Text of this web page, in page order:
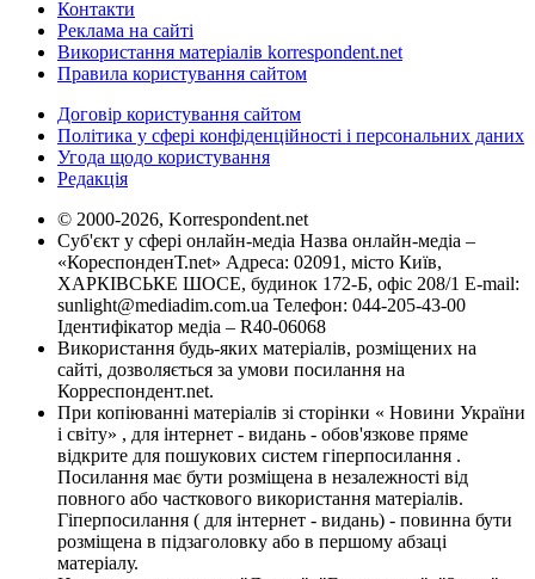
Контакти
Реклама на сайті
Використання матеріалів korrespondent.net
Правила користування сайтом
Договір користування сайтом
Політика у сфері конфіденційності і персональних даних
Угода щодо користування
Редакція
© 2000-2026, Korrespondent.net
Суб'єкт у сфері онлайн-медіа Назва онлайн-медіа –
«КореспонденТ.net» Адреса: 02091, місто Київ,
ХАРКІВСЬКЕ ШОСЕ, будинок 172-Б, офіс 208/1 E-mail:
sunlight@mediadim.com.ua Телефон: 044-205-43-00
Ідентифікатор медіа – R40-06068
Використання будь-яких матеріалів, розміщених на
сайті, дозволяється за умови посилання на
Корреспондент.net.
При копіюванні матеріалів зі сторінки « Новини України
і світу» , для інтернет - видань - обов'язкове пряме
відкрите для пошукових систем гіперпосилання .
Посилання має бути розміщена в незалежності від
повного або часткового використання матеріалів.
Гіперпосилання ( для інтернет - видань) - повинна бути
розміщена в підзаголовку або в першому абзаці
матеріалу.